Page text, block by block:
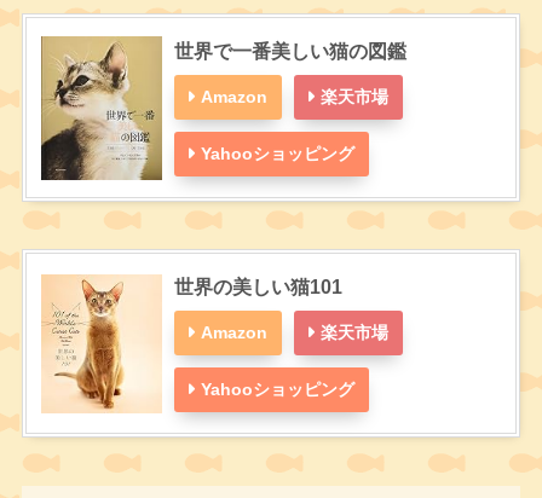
世界で一番美しい猫の図鑑
Amazon 楽天市場
Yahooショッピング
世界の美しい猫101
Amazon 楽天市場
Yahooショッピング